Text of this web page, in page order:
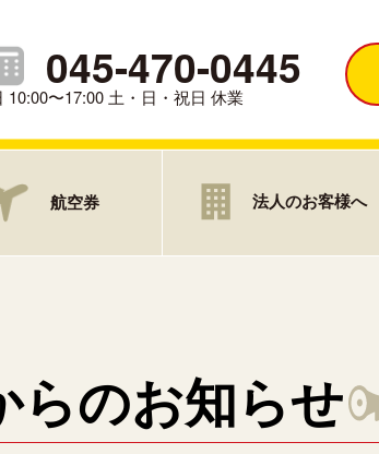
045-470-0445
10:00〜17:00 土・日・祝日 休業
航空券 法人のお客様へ
らのお知らせ